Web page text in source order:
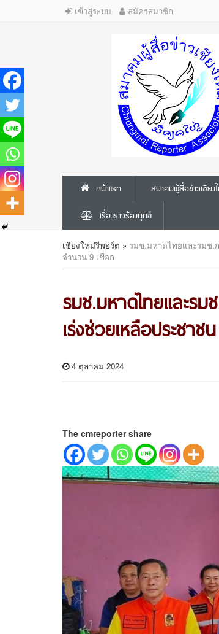
เข้าสู่ระบบ สมัครสมาชิก
หน้าแรก สมาคมผู้สื่อข่าวเชียง
เรื่องราวร้องทุกข์
เชียงใหม่รีพอร์ต » รมช.มหาดไทยและรมช.
จำนวน 9 เชือก
รมช.มหาดไทยและร
เร่งช่วยเหลือประช
4 ตุลาคม 2024
The cmreporter share